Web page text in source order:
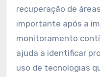
recuperação de
importante após a
monitoramento
ajuda a identificar
uso de tecnologias